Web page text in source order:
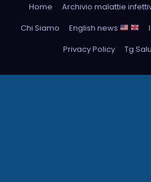
Home Archivio malattie
Chi Siamo
English news
Privacy Policy
Tg